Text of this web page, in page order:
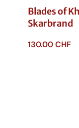
Blades of
Skarbrand
130.00CHF